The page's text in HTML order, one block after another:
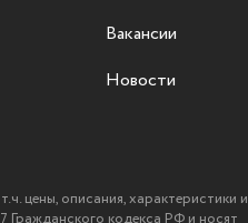
Вакансии
Новости
цены, описания, характеристики и